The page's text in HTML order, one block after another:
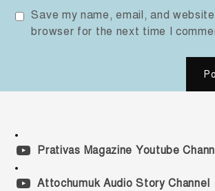
Save my name, email, and
browser for the next time I
Prativas Magazine Youtube
Attochumuk Audio Story Channel